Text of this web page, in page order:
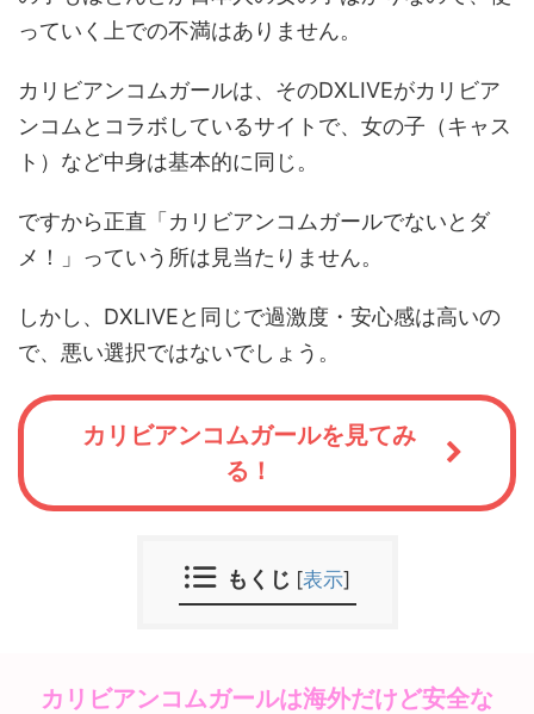
っていく上での不満はありません。
カリビアンコムガールは、そのDXLIVEがカリビア
ンコムとコラボしているサイトで、女の子（キャス
ト）など中身は基本的に同じ。
ですから正直「カリビアンコムガールでないとダ
メ！」っていう所は見当たりません。
しかし、DXLIVEと同じで過激度・安心感は高いの
で、悪い選択ではないでしょう。
カリビアンコムガールを見てみ
る！
もくじ [表示]
カリビアンコムガールは海外だけど安全な